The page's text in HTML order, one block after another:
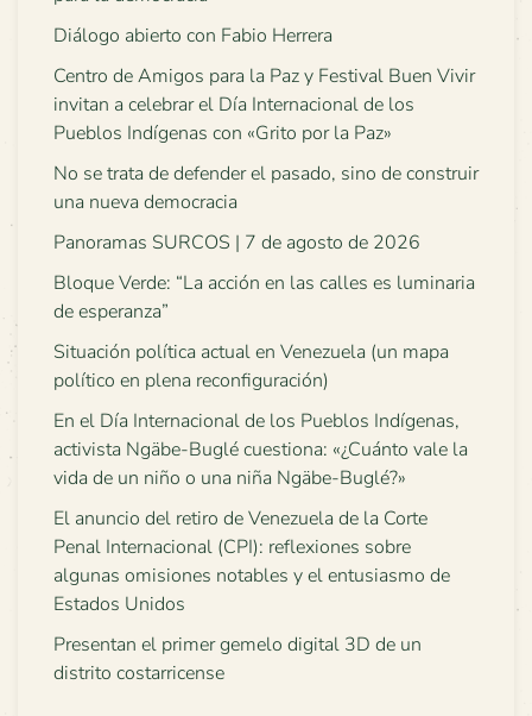
Diálogo abierto con Fabio Herrera
Centro de Amigos para la Paz y Festival Buen Vivir
invitan a celebrar el Día Internacional de los
Pueblos Indígenas con «Grito por la Paz»
No se trata de defender el pasado, sino de construir
una nueva democracia
Panoramas SURCOS | 7 de agosto de 2026
Bloque Verde: “La acción en las calles es luminaria
de esperanza”
Situación política actual en Venezuela (un mapa
político en plena reconfiguración)
En el Día Internacional de los Pueblos Indígenas,
activista Ngäbe-Buglé cuestiona: «¿Cuánto vale la
vida de un niño o una niña Ngäbe-Buglé?»
El anuncio del retiro de Venezuela de la Corte
Penal Internacional (CPI): reflexiones sobre
algunas omisiones notables y el entusiasmo de
Estados Unidos
Presentan el primer gemelo digital 3D de un
distrito costarricense